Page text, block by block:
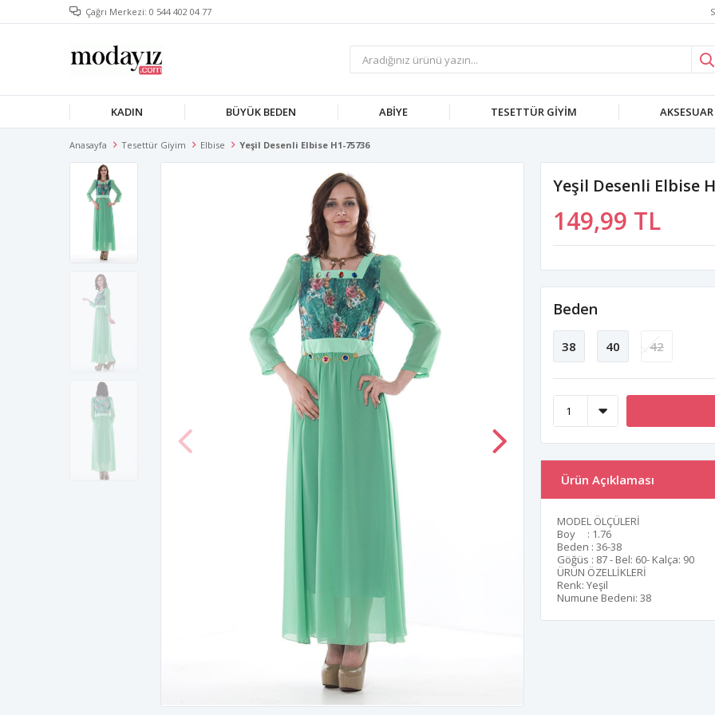
Çağrı Merkezi: 0 544 402 04 77
KADIN BÜYÜK BEDEN ABIYE TESETTÜR GIYIM AKSESUAR
Anasayfa Tesettür Giyim Elbise Yeşil Desenli Elbise H1-75736
Yeşil Desenli Elbise
149,99 TL
Beden
38 40 42
Ürün Açıklaması
MODEL ÖLÇÜLERİ
Boy : 1.76
Beden : 36-38
Göğüs : 87 - Bel: 60- Kalça: 90
ÜRÜN ÖZELLİKLERİ
Renk: Yeşil
Numune Bedeni: 38